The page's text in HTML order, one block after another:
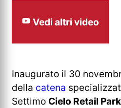
Vedi altri video
Inaugurato il 30
della catena
Settimo Cielo Retail Park